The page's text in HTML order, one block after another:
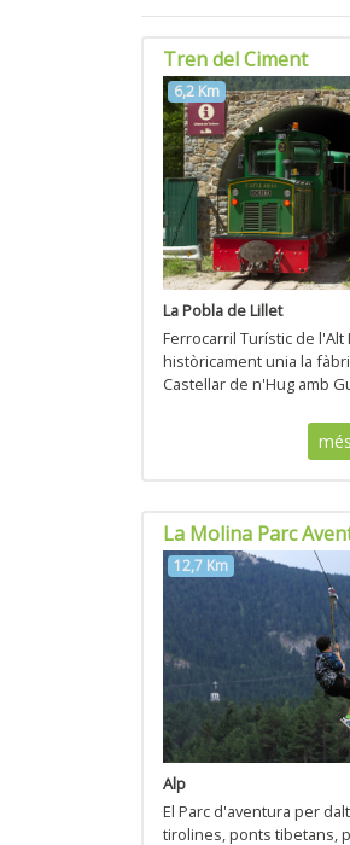
Tren del Ciment
6,2 Km
La Pobla de Lillet
Ferrocarril Turístic de
històricament unia la
Castellar de n'Hug amb
La Molina Parc
12,7 Km
Alp
El Parc d'aventura per
tirolines, ponts tibetans,